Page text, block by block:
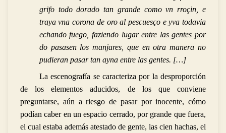
grifo todo dorado tan grande como vn rroçin, e
traya vna corona de oro al pescuesço e yva todavia
echando fuego, faziendo lugar entre las gentes por
do pasasen los manjares, que en otra manera no
pudieran pasar tan ayna entre las gentes. […]
La escenografía se caracteriza por la desproporción
de los elementos aducidos, de los que conviene
preguntarse, aún a riesgo de pasar por inocente, cómo
podían caber en un espacio cerrado, por grande que fuera,
el cual estaba además atestado de gente, las cien hachas, el